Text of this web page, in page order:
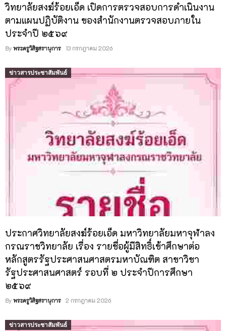
วิทยาลัยสงฆ์ร้อยเอ็ด เปิดการตรวจสอบการดำเนินงาน
ตามแผนปฏิบัติงาน ของสำนักงานตรวจสอบภายใน
ประจำปี ๒๕๖๙
By พระครูวิสิฐสรานุการ 13 กรกฎาคม 2026
ข่าวสารประชาสัมพันธ์
ประกาศวิทยาลัยสงฆ์ร้อยเอ็ด มหาวิทยาลัยมหาจุฬาลง
กรณราชวิทยาลัย เรื่อง รายชื่อผู้มีสิทธิ์เข้าศึกษาต่อ
หลักสูตรรัฐประศาสนศาสตรมหาบัณฑิต สาขาวิชา
รัฐประศาสนศาสตร์ รอบที่ ๒ ประจำปีการศึกษา
๒๕๖๙
By พระครูวิสิฐสรานุการ 2 กรกฎาคม 2026
ข่าวสารประชาสัมพันธ์